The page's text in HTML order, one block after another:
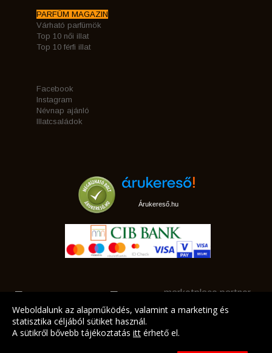
PARFÜM MAGAZIN
Várható parfümök
Top 10 női illat
Top 10 férfi illat
Facebook
Instagram
Névnap ajánló
Illatcsaládok
Árukereső.hu
marketplace partner
Weboldalunk az alapműködés, valamint a marketing és
statisztika céljából sütiket használ.
A sütikről bővebb tájékoztatás itt érhető el.